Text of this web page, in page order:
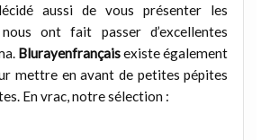
aussi de vous présenter les
ont fait passer d’excellentes
Blurayenfrançaisexiste également
mettre en avant de petites pépites
En vrac, notre sélection :